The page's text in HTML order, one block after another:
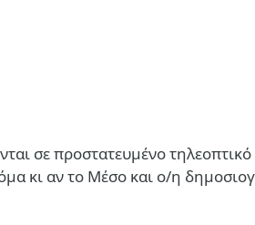
σε προστατευμένο
κι αν το Μέσο και ο/η